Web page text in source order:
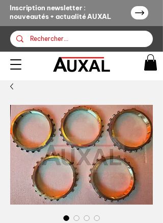
Inscription newsletter :
nouveautés + actualité AUXAL